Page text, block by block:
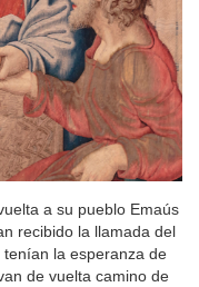
a su pueblo Emaús
recibido la llamada del
la esperanza de
de vuelta camino de